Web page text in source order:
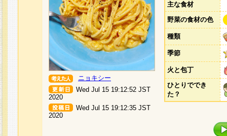
ニョキシー
Wed Jul 15 19:12:52 JST
2020
Wed Jul 15 19:12:35 JST
2020
主な食材
野菜の食材の色
種類
季節
火と包丁
ひとりででき
た？